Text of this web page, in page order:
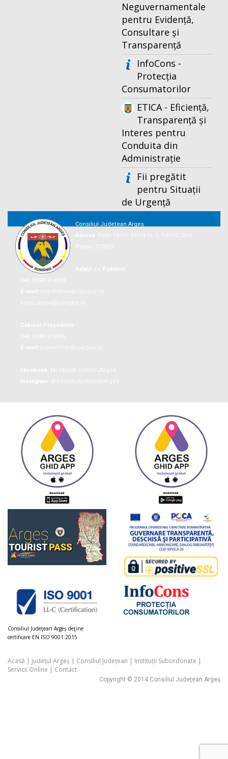
Neguvernamentale
pentru Evidență,
Consultare și
Transparență
InfoCons -
Protecția
Consumatorilor
ETICA - Eficiență,
Transparență și
Interes pentru
Conduita din
Administrație
Fii pregătit
pentru Situații
de Urgență
Consiliul Județean Argeș
Consiliul Judeţean Argeș deţine
certificare EN ISO 9001:2015
Acasă | Județul Argeș | Consiliul Județean | Instituții Subordonate |
Servicii Online | Contact
Copyright © 2014 Consiliul Județean Argeș